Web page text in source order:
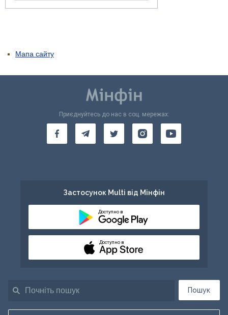
Мапа сайту
Пошук
Приєднуйтесь до нас в соц. мережах:
Застосунок Multi від Мінфін
Доступно в
Доступно в